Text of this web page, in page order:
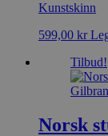
Kunstskinn
599,00 kr
Tilbud!
Norsk